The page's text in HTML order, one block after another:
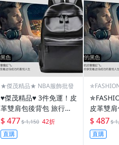
★傑茂精品★ NBA服飾批發
♥傑茂精品♥ 3件免運！皮
革雙肩包後背包 旅行包
收納包書包男包包 真皮
筆電腦包公事包 斜肩包
斜背包側背包單肩包斜挎
$ 477$ 1,150 42折
直購
皮革雙
包收納
皮筆電
包斜背
$ 487$
直購